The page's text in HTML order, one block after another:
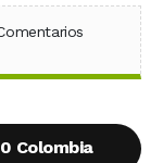
X (Twitter)
en WhatsApp
Colombia